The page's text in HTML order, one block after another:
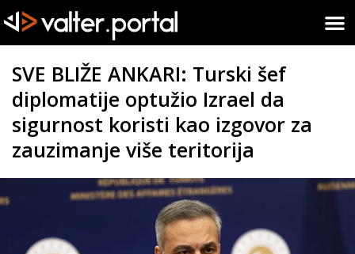
SVE BLIŽE ANKARI: Turski šef
diplomatije optužio Izrael da
sigurnost koristi kao izgovor za
zauzimanje više teritorija